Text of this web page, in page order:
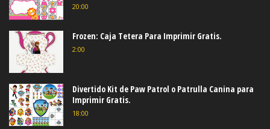
20:00
Frozen: Caja Tetera Para Imprimir Gratis.
2:00
Divertido Kit de Paw Patrol o Patrulla Canina para
Imprimir Gratis.
18:00